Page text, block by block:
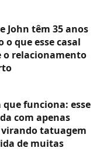
John têm 35 anos
que esse casal
o relacionamento
funciona: esse
com apenas
tatuagem
de muitas